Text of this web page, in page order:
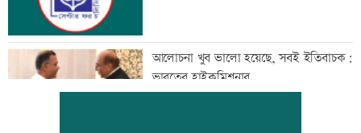
আলোচনা খুব ভালো হয়েছে, সবই ইতিবাচক:
ভারতের হাইকমিশনার